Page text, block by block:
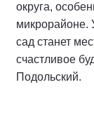
округа,
микрорайоне.
сад станет
счастливое
Подольский.